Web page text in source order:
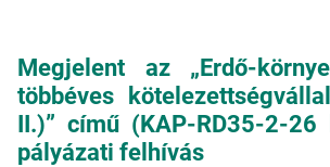
Megjelent az „Erdő-
többéves
II.)” című (KAP-RD35-2-26
pályázati felhívás